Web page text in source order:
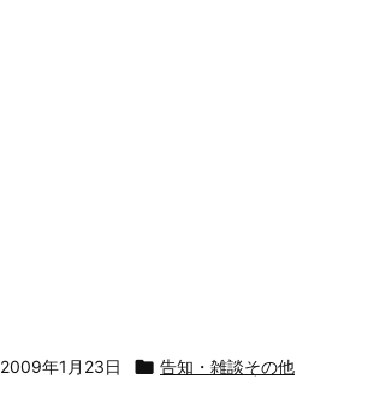
2009年1月23日  告知・雑談その他